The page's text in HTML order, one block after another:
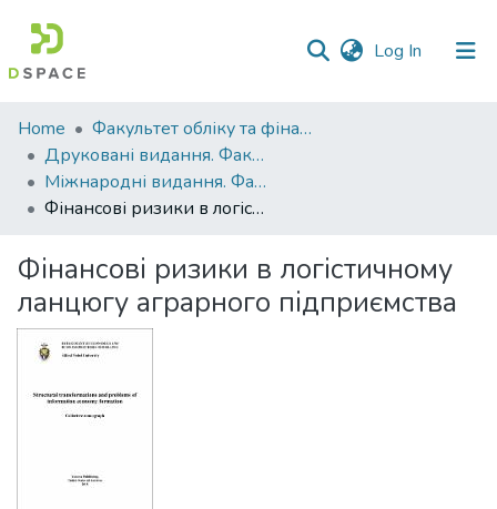
Log In (current)
Communities
&
Collections
Statistics
Home
Факультет обліку та фінансів
Друковані видання. Факультет обліку та фінансів
Міжнародні видання. Факультет обліку та фінансів
Фінансові ризики в логістичному ланцюгу аграрного підприємства
Фінансові ризики в логістичному
ланцюгу аграрного підприємства